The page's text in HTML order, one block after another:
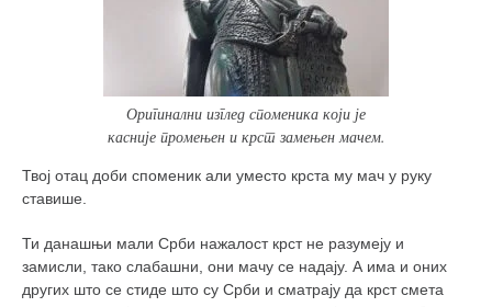
Оригинални изглед споменика који је
касније промењен и крст замењен мачем.
Твој отац доби споменик али уместо крста му мач у руку
ставише.
Ти данашњи мали Срби нажалост крст не разумеју и
замисли, тако слабашни, они мачу се надају. А има и оних
других што се стиде што су Срби и сматрају да крст смета